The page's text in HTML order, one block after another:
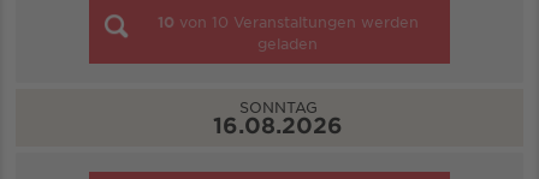
10 von 10 Veranstaltungen werden
geladen
SONNTAG
16.08.2026